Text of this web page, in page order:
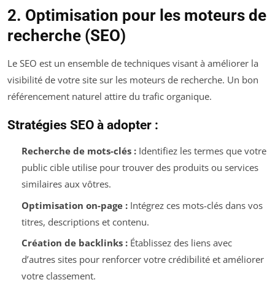
2. Optimisation pour les moteurs de
recherche (SEO)
Le SEO est un ensemble de techniques visant à améliorer la
visibilité de votre site sur les moteurs de recherche. Un bon
référencement naturel attire du trafic organique.
Stratégies SEO à adopter :
Recherche de mots-clés :Identifiez les termes que votre
public cible utilise pour trouver des produits ou services
similaires aux vôtres.
Optimisation on-page :Intégrez ces mots-clés dans vos
titres, descriptions et contenu.
Création de backlinks :Établissez des liens avec
d’autres sites pour renforcer votre crédibilité et améliorer
votre classement.